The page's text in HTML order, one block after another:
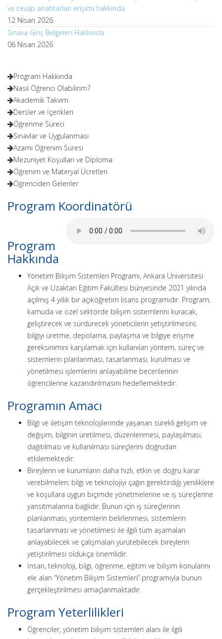
ve cevap anahtarları erişimi hakkında
12 Nisan 2026
Sınava Giriş Belgeleri Hakkında
06 Nisan 2026
Program Hakkında
Nasıl Öğrenci Olabilirim?
Akademik Takvim
Dersler ve İçerikleri
Öğrenme Süreci
Sınavlar ve Uygulanması
Azami Öğrenim Süresi
Mezuniyet Koşulları ve Diploma
Öğrenim ve Materyal Ücretleri
Öğrenciden Gelenler
Program Koordinatörü
Program
Hakkında
Yönetim Bilişim Sistemleri Programı, Ankara Üniversitesi
Açık ve Uzaktan Eğitim Fakültesi bünyesinde 2021 yılında
açılmış 4 yıllık bir açıköğretim lisans programıdır. Program,
kamuda ve özel sektörde bilişim sistemlerini kuracak,
geliştirecek ve sürdürecek yöneticilerin yetiştirilmesini;
bilgiyi üretme, depolama, paylaşma ve bilgiye erişme
gereksinimini karşılamak için kullanılan yöntem, süreç ve
sistemlerin planlanması, tasarlanması, kurulması ve
yönetilmesi işlemlerini anlayabilme becerilerinin
öğrencilerine kazandırılmasını hedeflemektedir.
Programın Amacı
Bilgi ve iletişim teknolojilerinde yaşanan sürekli gelişim ve
değişim, bilginin üretilmesi, düzenlenmesi, paylaşılması,
dağıtılması ve kullanılması süreçlerini doğrudan
etkilemektedir.
Bireylerin ve kurumların daha hızlı, etkin ve doğru karar
verebilmeleri; bilgi ve teknolojiyi çağın gerektirdiği yeniliklere
ve koşullara uygun biçimde yönetmelerine ve iş süreçlerine
yansıtmalarına bağlıdır. Bunun için iş süreçlerinin
planlanması, yöntemlerin belirlenmesi, sistemlerin
tasarlanması ve yönetilmesi ile ilgili tüm aşamaları
anlayabilecek ve çalışmaları yürütebilecek bireylerin
yetiştirilmesi oldukça önemlidir.
İnsan, teknoloji, bilgi, öğrenme, eğitim ve bilişim konularını
ele alan “Yönetim Bilişim Sistemleri” programıyla bunun
gerçekleştirilmesi amaçlanmaktadır.
Program Yeterlilikleri
Öğrenciler, yönetim bilişim sistemleri alanı ile ilgili